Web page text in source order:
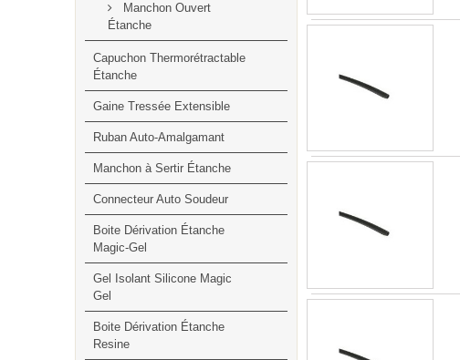
Manchon Ouvert
Étanche
Capuchon Thermorétractable
Étanche
Gaine Tressée Extensible
Ruban Auto-Amalgamant
Manchon à Sertir Étanche
Connecteur Auto Soudeur
Boite Dérivation Étanche
Magic-Gel
Gel Isolant Silicone Magic
Gel
Boite Dérivation Étanche
Resine